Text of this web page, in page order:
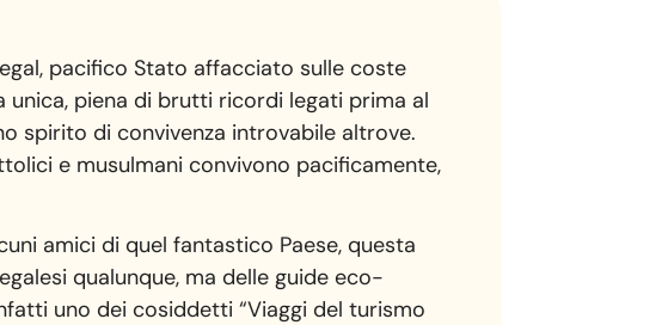
pacifico Stato affacciato sulle coste
unica, piena di brutti ricordi legati prima al
spirito di convivenza introvabile altrove.
e musulmani convivono pacificamente,
amici di quel fantastico Paese, questa
qualunque, ma delle guide eco-
uno dei cosiddetti “Viaggi del turismo